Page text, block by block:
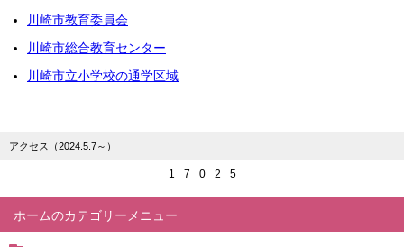
ホーム
川崎市教育委員会
川崎市総合教育センター
川崎市立小学校の通学区域
アクセス（2024.5.7～）
1 7 0 2 5